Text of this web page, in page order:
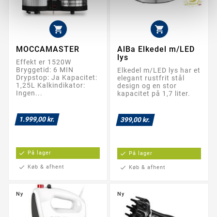

MOCCAMASTER
Effekt er 1520W
Bryggetid: 6 MIN
Drypstop: Ja Kapacitet:
1,25L Kalkindikator:
Ingen...
1.999,00 kr.
check På lager
check Køb & afhent

AlBa Elkedel m/LED
lys
Elkedel m/LED lys har et
elegant rustfrit stål
design og en stor
kapacitet på 1,7 liter.
399,00 kr.
check På lager
check Køb & afhent
Ny Ny